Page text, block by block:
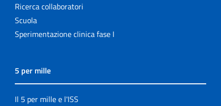
Ricerca collaboratori
Scuola
Sperimentazione clinica fase I
5 per mille
Il 5 per mille e l'ISS